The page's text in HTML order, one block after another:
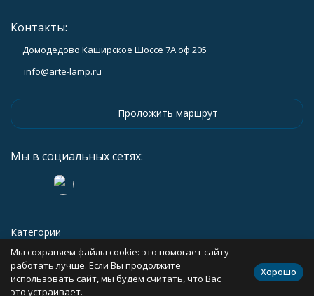
Контакты:
Домодедово Каширское Шоссе 7А оф 205
info@arte-lamp.ru
Проложить маршрут
Мы в социальных сетях:
Категории
Информация
Мы сохраняем файлы cookie: это помогает сайту
работать лучше. Если Вы продолжите
использовать сайт, мы будем считать, что Вас
это устраивает.
Хорошо